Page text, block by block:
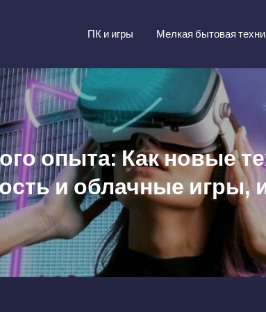
ПК и игры Мелкая бытовая
опыта: Как новые
и облачные игры,